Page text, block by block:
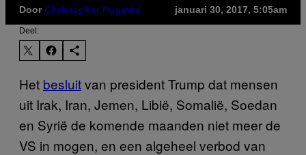
DoorChristopher Pugmire januari 30, 2017, 5:05am
Deel:
Het besluitvan president Trump dat mensen
uit Irak, Iran, Jemen, Libië, Somalië, Soedan
en Syrië de komende maanden niet meer de
VS in mogen, en een algeheel verbod van